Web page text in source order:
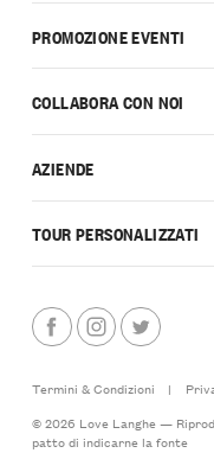
PROMOZIONE EVENTI
COLLABORA CON NOI
AZIENDE
TOUR PERSONALIZZATI
Termini & Condizioni |
© 2026 Love Langhe —
patto di indicarne la fonte